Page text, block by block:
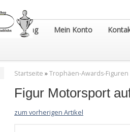
Gosling Mein Konto
Startseite »Trophäen-Awards-Figuren
Figur Motorsport
zum vorherigen Artikel